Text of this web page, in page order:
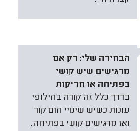
הבחירה שלי: רק אם
מרגישים שיש קושי
בפתיחה או חריקות
בדרך כלל זה קורה בחילופי
עונות כשיש שינויי חום קור
ואז מרגישים קושי בפתיחה.